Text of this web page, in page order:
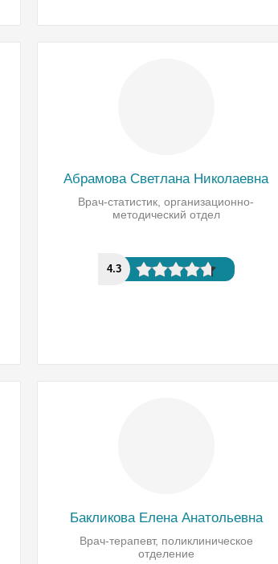
Абрамова Светлана Николаевна
Врач-статистик, организационно-
методический отдел
4.3
Бакликова Елена Анатольевна
Врач-терапевт, поликлиническое
отделение